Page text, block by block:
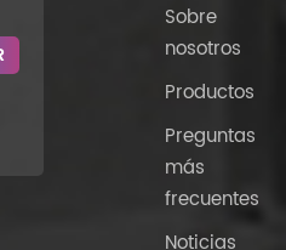
Sobre
nosotros
Productos
Preguntas
más
frecuentes
Noticias